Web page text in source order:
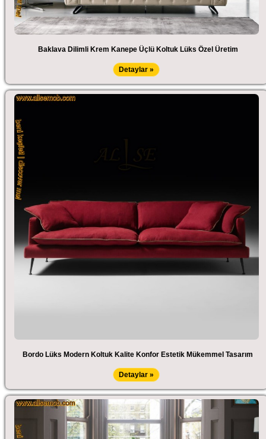
Baklava Dilimli Krem Kanepe Üçlü Koltuk Lüks Özel Üretim
Detaylar »
Bordo Lüks Modern Koltuk Kalite Konfor Estetik Mükemmel Tasarım
Detaylar »